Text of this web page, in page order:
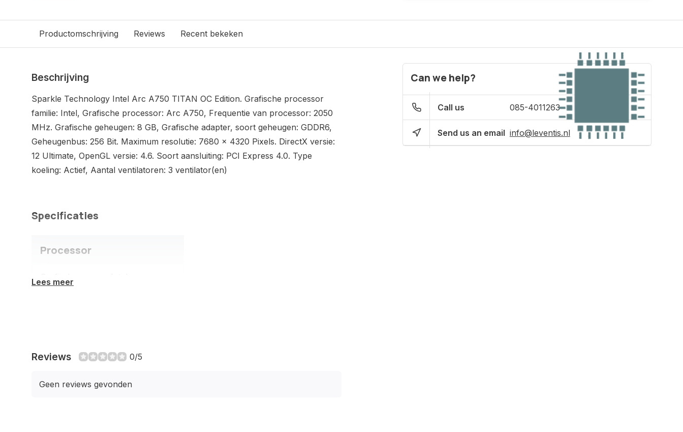
Productomschrijving Reviews Recent bekeken
Beschrijving
Sparkle Technology Intel Arc A750 TITAN OC Edition. Grafische processor
familie: Intel, Grafische processor: Arc A750, Frequentie van processor: 2050
MHz. Grafische geheugen: 8 GB, Grafische adapter, soort geheugen: GDDR6,
Geheugenbus: 256 Bit. Maximum resolutie: 7680 x 4320 Pixels. DirectX versie:
12 Ultimate, OpenGL versie: 4.6. Soort aansluiting: PCI Express 4.0. Type
koeling: Actief, Aantal ventilatoren: 3 ventilator(en)
Specificaties
Processor
van
Lees meer
Reviews 0/5
Geen reviews gevonden
Can we help?
Call us 085-4011263
Send us an email info@leventis.nl